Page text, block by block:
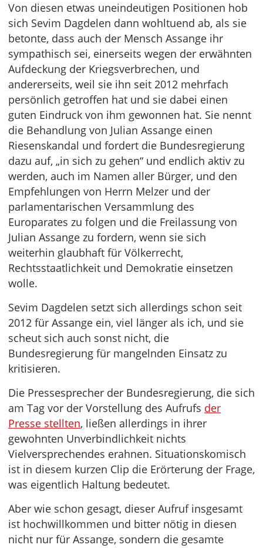
Von diesen etwas uneindeutigen Positionen hob
sich Sevim Dagdelen dann wohltuend ab, als sie
betonte, dass auch der Mensch Assange ihr
sympathisch sei, einerseits wegen der erwähnten
Aufdeckung der Kriegsverbrechen, und
andererseits, weil sie ihn seit 2012 mehrfach
persönlich getroffen hat und sie dabei einen
guten Eindruck von ihm gewonnen hat. Sie nennt
die Behandlung von Julian Assange einen
Riesenskandal und fordert die Bundesregierung
dazu auf, „in sich zu gehen“ und endlich aktiv zu
werden, auch im Namen aller Bürger, und den
Empfehlungen von Herrn Melzer und der
parlamentarischen Versammlung des
Europarates zu folgen und die Freilassung von
Julian Assange zu fordern, wenn sie sich
weiterhin glaubhaft für Völkerrecht,
Rechtsstaatlichkeit und Demokratie einsetzen
wolle.
Sevim Dagdelen setzt sich allerdings schon seit
2012 für Assange ein, viel länger als ich, und sie
scheut sich auch sonst nicht, die
Bundesregierung für mangelnden Einsatz zu
kritisieren.
Die Pressesprecher der Bundesregierung, die sich
am Tag vor der Vorstellung des Aufrufs der
Presse stellten, ließen allerdings in ihrer
gewohnten Unverbindlichkeit nichts
Vielversprechendes erahnen. Situationskomisch
ist in diesem kurzen Clip die Erörterung der Frage,
was eigentlich Haltung bedeutet.
Aber wie schon gesagt, dieser Aufruf insgesamt
ist hochwillkommen und bitter nötig in diesen
nicht nur für Assange, sondern die gesamte